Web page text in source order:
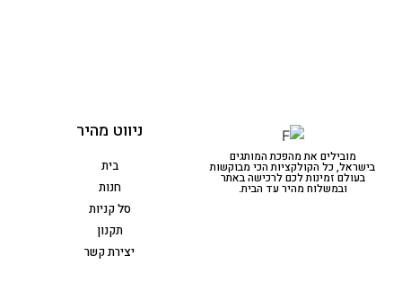
מובילים את מהפכת המותגים
בישראל, כל הקולקציות הכי מבוקשות
בעולם זמינות לכם לרכישה באתר
ובמשלוח מהיר עד הבית.
ניווט מהיר
בית
חנות
סל קניות
תקנון
יצירת קשר